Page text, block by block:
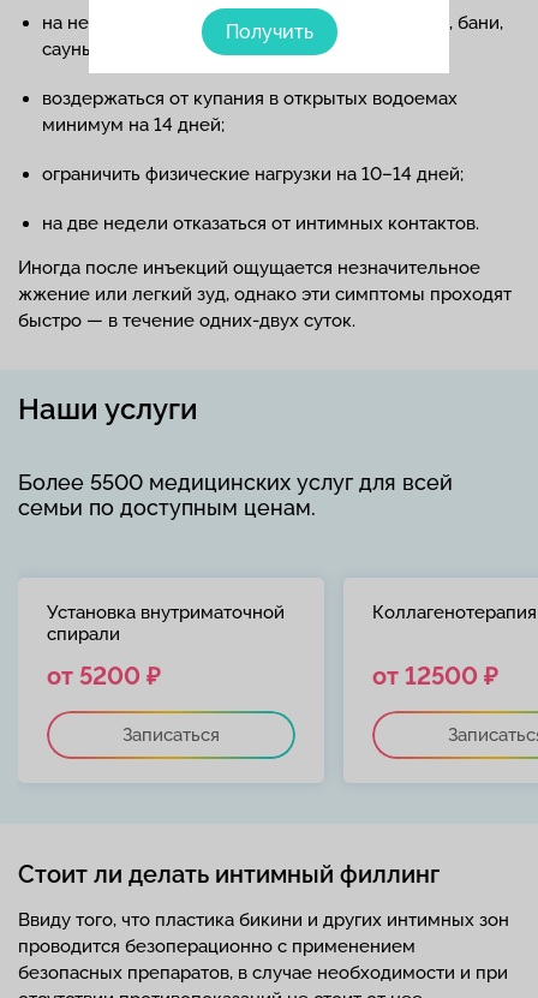
Получить
на неделю отказаться от посещения бассейна, бани,
сауны;
воздержаться от купания в открытых водоемах
минимум на 14 дней;
ограничить физические нагрузки на 10–14 дней;
на две недели отказаться от интимных контактов.
Иногда после инъекций ощущается незначительное
жжение или легкий зуд, однако эти симптомы проходят
быстро — в течение одних-двух суток.
Наши услуги
Более 5500 медицинских услуг для всей
семьи по доступным ценам.
Установка внутриматочной
спирали
от 5200 ₽
Записаться
Коллагенотерапия
от 12500 ₽
Стоит ли делать интимный филлинг
Ввиду того, что пластика бикини и других интимных зон
проводится безоперационно с применением
безопасных препаратов, в случае необходимости и при